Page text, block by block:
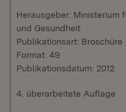
Herausgeber: Ministerium
und Gesundheit
Publikationsart: Broschüre
Format: 49
Publikationsdatum: 2012
4. überarbeitete Auflage